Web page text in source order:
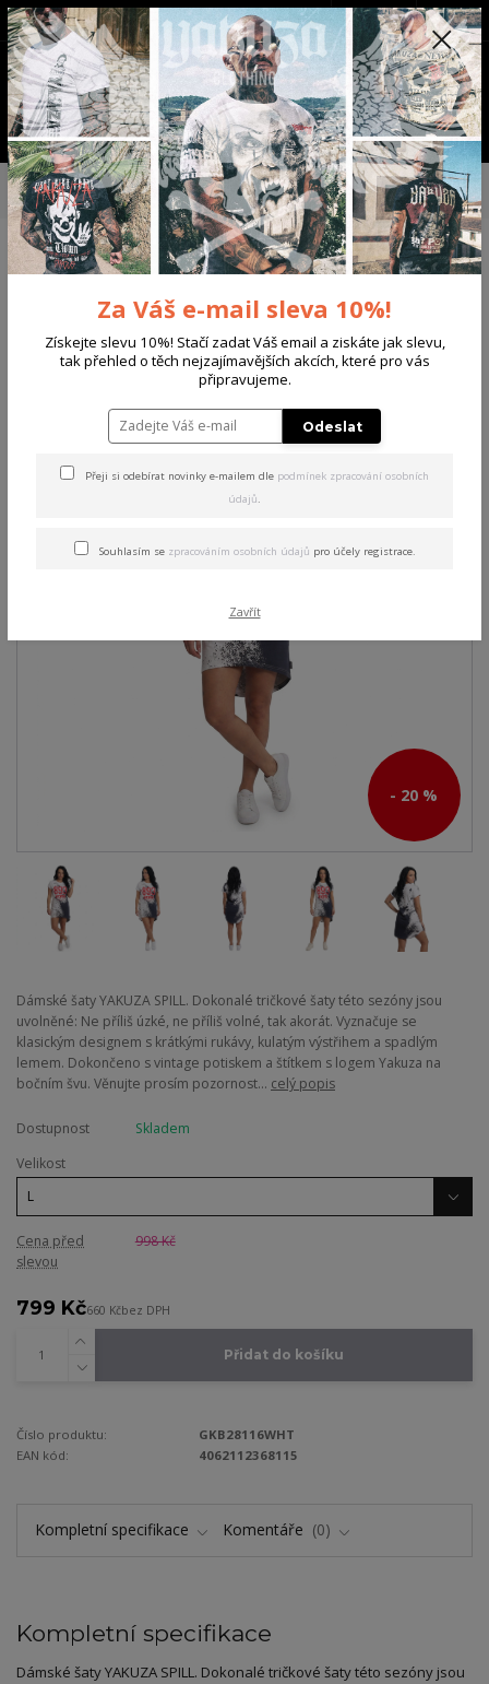
Menu
CZK
+420 702 136 620 (Po-Ne, 8-20 hod.)
0
0 Kč
Úvod DÁMSKÉ ŠATY
Yakuza dámské šaty Spill Urban T-Shirt Dress
white L
Yakuza dámské šaty Spill
Urban T-Shirt Dress white L
- 20 %
Dámské šaty YAKUZA SPILL. Dokonalé tričkové šaty této sezóny jsou
uvolněné: Ne příliš úzké, ne příliš volné, tak akorát. Vyznačuje se
klasickým designem s krátkými rukávy, kulatým výstřihem a spadlým
lemem. Dokončeno s vintage potiskem a štítkem s logem Yakuza na
bočním švu. Věnujte prosím pozornost... celý popis
Dostupnost
Skladem
Velikost
Cena před
slevou
998 Kč
799 Kč660 Kčbez DPH
Přidat do košíku
Číslo produktu:
GKB28116WHT
EAN kód:
4062112368115
Kompletní specifikace Komentáře 0
Kompletní specifikace
Dámské šaty YAKUZA SPILL. Dokonalé tričkové šaty této sezóny jsou
Za Váš e-mail sleva 10%!
Získejte slevu 10%! Stačí zadat Váš email a ziskáte jak slevu,
tak přehled o těch nejzajímavějších akcích, které pro vás
připravujeme.
Odeslat
Přeji si odebírat novinky e-mailem dle podmínek zpracování osobních
údajů.
Souhlasím se zpracováním osobních údajů pro účely registrace.
Zavřít